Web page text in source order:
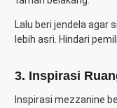
Lalu beri jendela agar
lebih asri. Hindari
3. Inspirasi
Inspirasi mezzanine